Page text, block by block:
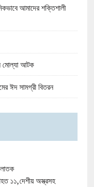
আমাদের শক্তিশালী
মোল্যা আটক
ঈদ সামগ্রী বিতরন
১১,দেশীয় অস্ত্রসহ